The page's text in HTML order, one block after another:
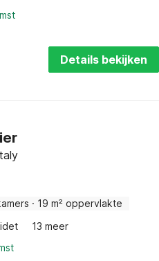
Details bekijken
· 19 m² oppervlakte
13 meer